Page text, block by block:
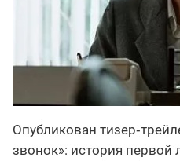
Опубликован
звонок»: история первой